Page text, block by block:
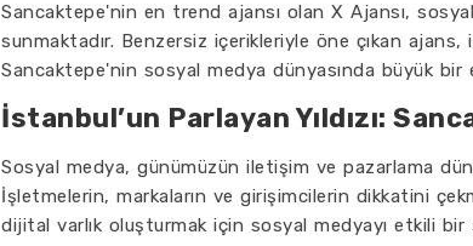
Sancaktepe'nin en trend ajansı olan X Ajansı,
sunmaktadır. Benzersiz içerikleriyle öne çıkan
Sancaktepe'nin sosyal medya dünyasında büyük bir
İstanbul’un Parlayan Yıldızı:
Sosyal medya, günümüzün iletişim ve pazarlama
İşletmelerin, markaların ve girişimcilerin dikkatini
dijital varlık oluşturmak için sosyal medyayı etkili